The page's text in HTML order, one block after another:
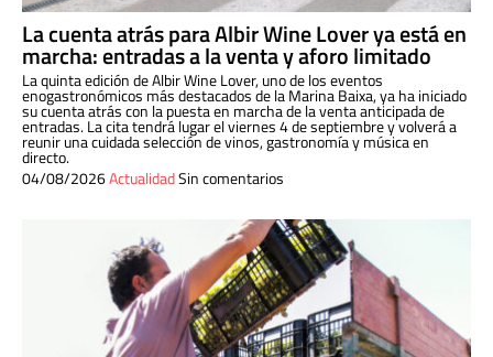
La cuenta atrás para Albir Wine Lover ya está en
marcha: entradas a la venta y aforo limitado
La quinta edición de Albir Wine Lover, uno de los eventos
enogastronómicos más destacados de la Marina Baixa, ya ha iniciado
su cuenta atrás con la puesta en marcha de la venta anticipada de
entradas. La cita tendrá lugar el viernes 4 de septiembre y volverá a
reunir una cuidada selección de vinos, gastronomía y música en
directo.
04/08/2026ActualidadSin comentarios